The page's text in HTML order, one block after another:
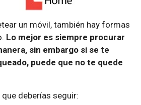
un móvil, también hay formas
Lo mejor es siempre procurar
sin embargo si se te
puede que no te quede
deberías seguir: